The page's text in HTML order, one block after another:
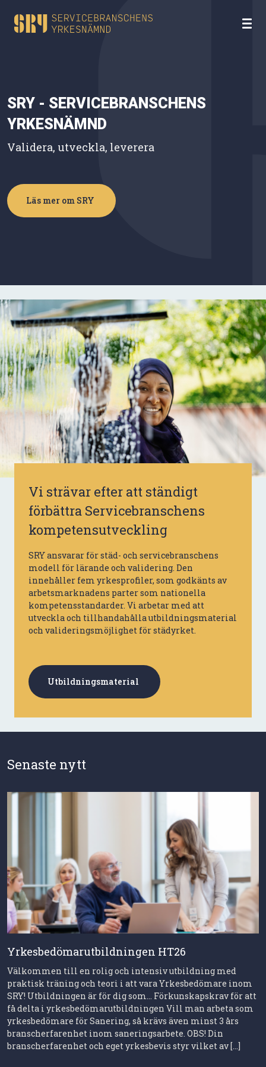
SRY - SERVICEBRANSCHENS
YRKESNÄMND
Validera, utveckla, leverera
Läs mer om SRY
Vi strävar efter att ständigt
förbättra Servicebranschens
kompetensutveckling
SRY ansvarar för städ- och servicebranschens
modell för lärande och validering. Den
innehåller fem yrkesprofiler, som godkänts av
arbetsmarknadens parter som nationella
kompetensstandarder. Vi arbetar med att
utveckla och tillhandahålla utbildningsmaterial
och valideringsmöjlighet för städyrket.
Utbildningsmaterial
Senaste nytt
Yrkesbedömarutbildningen HT26
Välkommen till en rolig och intensiv utbildning med
praktisk träning och teori i att vara Yrkesbedömare inom
SRY! Utbildningen är för dig som… Förkunskapskrav för att
få delta i yrkesbedömarutbildningen Vill man arbeta som
yrkesbedömare för Sanering, så krävs även minst 3 års
branscherfarenhet inom saneringsarbete. OBS! Din
branscherfarenhet och eget yrkesbevis styr vilket av […]